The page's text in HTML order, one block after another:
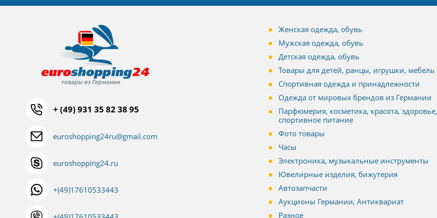
+ (49) 931 35 82 38 95
euroshopping24ru@gmail.com
euroshopping24.ru
+(49)17610533443
Женская одежда, обувь
Мужская одежда, обувь
Детская одежда, обувь
Товары для детей, ранцы, игрушки, мебель
Спортивная одежда и принадлежности
Одежда от мировых брендов из Германии
Парфюмерия, косметика, красота, здоровье,
спортивное питание
Фото товары
Часы
Электроника, музыкальные инструменты
Ювелирные изделия, бижутерия
Автозапчасти
Аукционы Германии, Антиквариат
Разное